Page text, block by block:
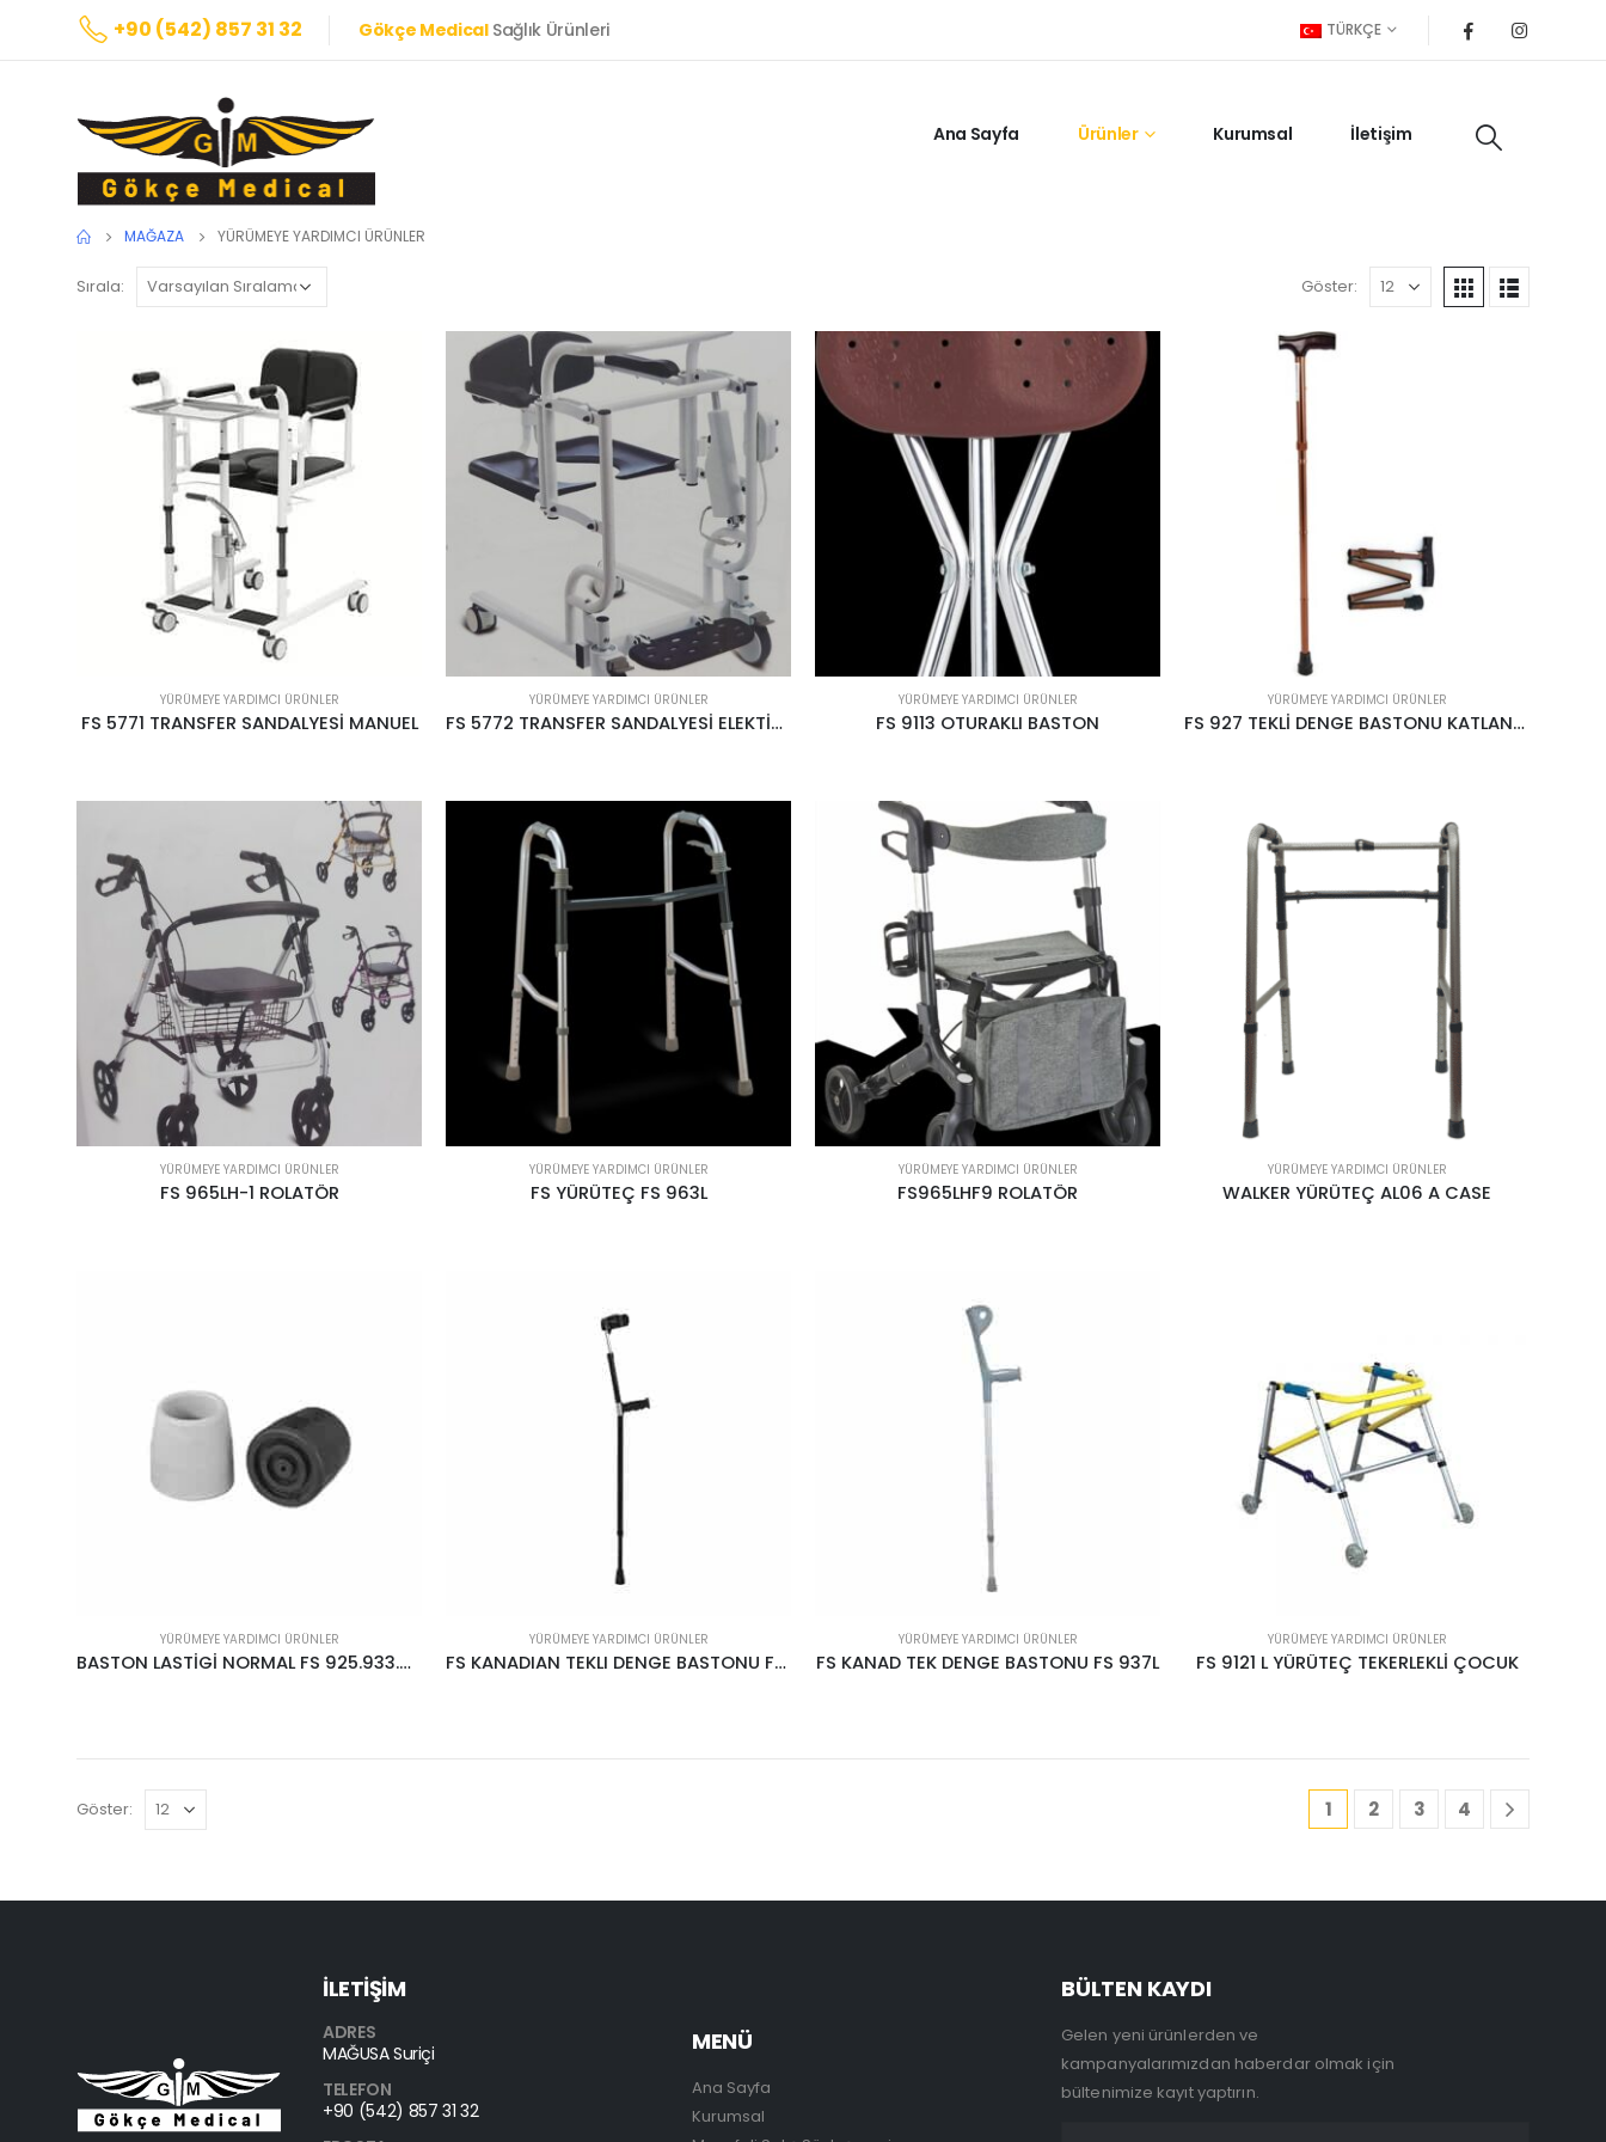
+90 (542) 857 31 32 Gökçe MedicalSağlık Ürünleri TÜRKÇE
Ana Sayfa Ürünler Kurumsal İletişim
MAĞAZA YÜRÜMEYE YARDIMCI ÜRÜNLER
Sırala: Göster:
YÜRÜMEYE YARDIMCI ÜRÜNLER
FS 5771 TRANSFER SANDALYESİ MANUEL
YÜRÜMEYE YARDIMCI ÜRÜNLER
FS 5772 TRANSFER SANDALYESİ ELEKTİRİKLİ
YÜRÜMEYE YARDIMCI ÜRÜNLER
FS 9113 OTURAKLI BASTON
YÜRÜMEYE YARDIMCI ÜRÜNLER
FS 927 TEKLİ DENGE BASTONU KATLANABİLİR
YÜRÜMEYE YARDIMCI ÜRÜNLER
FS 965LH-1 ROLATÖR
YÜRÜMEYE YARDIMCI ÜRÜNLER
FS YÜRÜTEÇ FS 963L
YÜRÜMEYE YARDIMCI ÜRÜNLER
FS965LHF9 ROLATÖR
YÜRÜMEYE YARDIMCI ÜRÜNLER
WALKER YÜRÜTEÇ AL06 A CASE
YÜRÜMEYE YARDIMCI ÜRÜNLER
BASTON LASTİGİ NORMAL FS 925.933.937 İÇN
YÜRÜMEYE YARDIMCI ÜRÜNLER
FS KANADIAN TEKLI DENGE BASTONU FS 923L
YÜRÜMEYE YARDIMCI ÜRÜNLER
FS KANAD TEK DENGE BASTONU FS 937L
YÜRÜMEYE YARDIMCI ÜRÜNLER
FS 9121 L YÜRÜTEÇ TEKERLEKLİ ÇOCUK
Göster: 1 2 3 4
İLETİŞİM
ADRES
MAĞUSA Suriçi
TELEFON
+90 (542) 857 31 32
MENÜ
Ana Sayfa
Kurumsal
BÜLTEN KAYDI
Gelen yeni ürünlerden ve
kampanyalarımızdan haberdar olmak için
bültenimize kayıt yaptırın.